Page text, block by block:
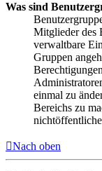
Was sind
Mitglieder des
verwaltbare
Gruppen
einmal zu
Bereichs zu
Nach oben